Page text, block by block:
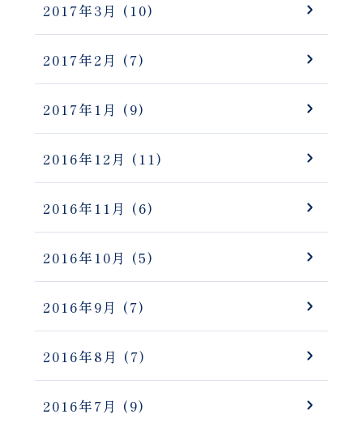
2017年3月 (10)
2017年2月 (7)
2017年1月 (9)
2016年12月 (11)
2016年11月 (6)
2016年10月 (5)
2016年9月 (7)
2016年8月 (7)
2016年7月 (9)